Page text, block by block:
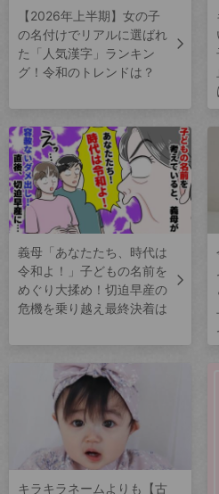
【2026年上半期】女の子
の名付けでリアルに選ばれ
た「人気漢字」ランキン
グ！令和のトレンドは？
義母「あなたたち、時代は
令和よ！」子どもの名前を
めぐり大揉め！切迫早産の
危機を乗り越え最終決着は
キラキラネームよりも【古